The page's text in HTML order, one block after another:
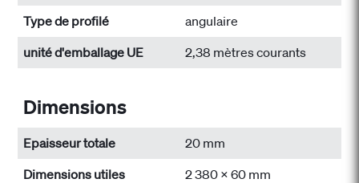
Type de profilé
angulaire
unité d'emballage UE
2,38 mètres courants
Dimensions
Epaisseur totale
20 mm
Dimensions utiles
2 380 x 60 mm